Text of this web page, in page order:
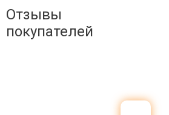
Отзывы
покупателей